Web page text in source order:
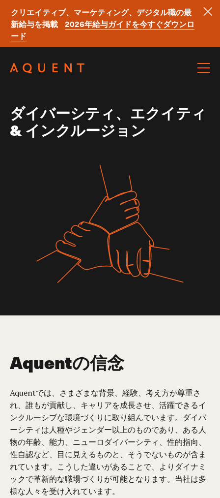
クリエイティブ、マーケティング、デジタル職の最
新給与を掲載
2026年給与ガイドを今すぐダウンロ
ード
ダイバーシティ、エクイティ
& インクルージョン
Aquentの信念
Aquentでは、さまざまな背景、経験、考え方が尊重さ
れ、誰もが貢献し、キャリアを成長させ、活躍できるイ
ンクルーシブな環境づくりに取り組んでいます。ダイバ
ーシティは人種やジェンダー以上のものであり、ある人
物の年齢、能力、ニューロダイバーシティ、性的指向、
性自認など、目に見えるものと、そうでないものが含ま
れています。こうした違いがあることで、よりダイナミ
ックで革新的な職場づくりが可能となります。当社は多
様な人々を受け入れています。